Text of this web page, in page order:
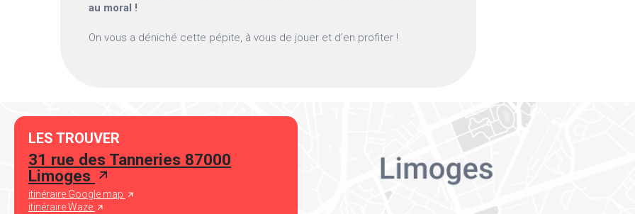
au moral !
On vous a déniché cette pépite, à vous de jouer et d’en profiter !
LES TROUVER
31 rue des Tanneries 87000
Limoges
itinéraire Google map
itinéraire Waze